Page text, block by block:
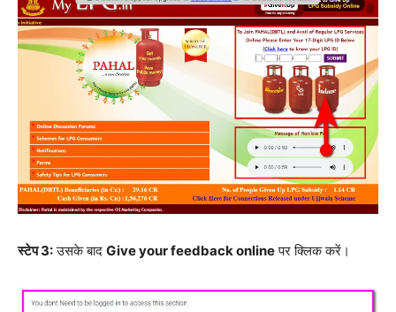
स्टेप 3:उसके बाद Give your feedback onlineपर क्लिक करें।